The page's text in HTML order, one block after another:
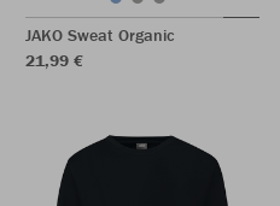
JAKO Sweat Organic
21,99 €